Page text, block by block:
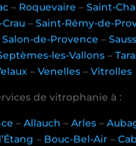
– Roquevaire –Saint-
– Saint-Rémy-de-
Salon-de-Provence –
les-Vallons–
– Venelles– Vitrolles
de vitrophanie à :
–Allauch –Arles –
– Bouc-Bel-Air –